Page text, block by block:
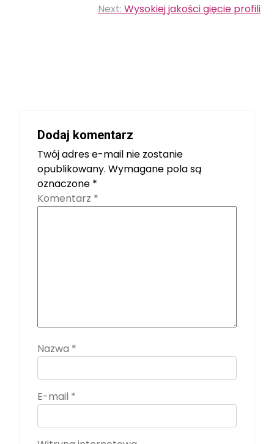
Next: Wysokiej jakości gięcie profili
Dodaj komentarz
Twój adres e-mail nie zostanie
opublikowany. Wymagane pola są
oznaczone *
Komentarz *
Nazwa *
E-mail *